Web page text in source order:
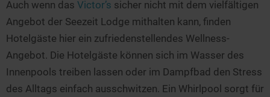
Auch wenn das Victor’s sicher nicht mit dem vielfältigen
Angebot der Seezeit Lodge mithalten kann, finden
Hotelgäste hier ein zufriedenstellendes Wellness-
Angebot. Die Hotelgäste können sich im Wasser des
Innenpools treiben lassen oder im Dampfbad den Stress
des Alltags einfach ausschwitzen. Ein Whirlpool sorgt für